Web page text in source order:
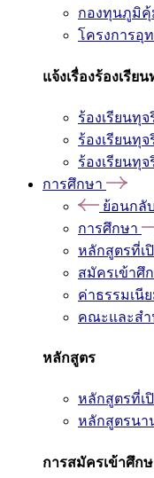
กองทุนภูมิคุ้
โครงการอุ
แจ้งเรื่องร้องเรีย
ร้องเรียนทุ
ร้องเรียนทุ
ร้องเรียนทุ
การศึกษา
ย้อนกลับ
การศึกษา
หลักสูตรที่เ
สมัครเข้าศึ
ค่าธรรมเนี
คณะและสำ
หลักสูตร
หลักสูตรที่เ
หลักสูตรนา
การสมัครเข้าศึก